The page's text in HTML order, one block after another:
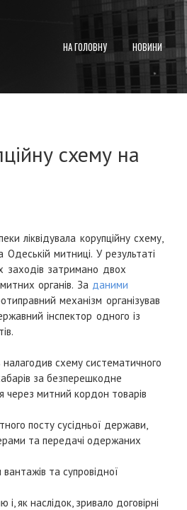
НА ГОЛОВНУ НОВИНИ
схему на
ліквідувала корупційну схему,
Одеській митниці. У результаті
заходів затримано двох
органів. За даними
механізм організував
інспектор одного із
схему систематичного
за безперешкодне
через митний кордон товарів
посту сусідньої держави,
та передачі одержаних
та супровідної
як наслідок, зривало договірні